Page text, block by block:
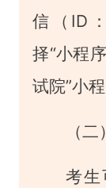
信（ID
择“小程
试院”小
（
考